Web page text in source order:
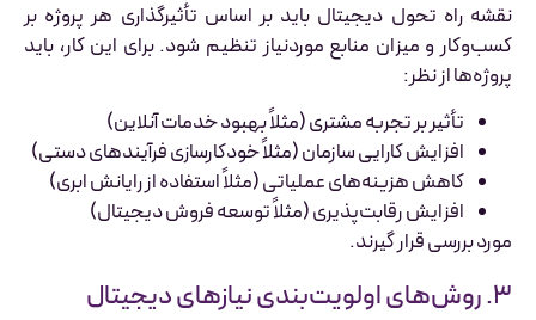
نقشه راه تحول دیجیتال باید بر اساس تأثیرگذاری هر پروژه بر
کسب‌وکار و میزان منابع موردنیاز تنظیم شود. برای این کار، باید
پروژه‌ها از نظر:
تأثیر بر تجربه مشتری (مثلاً بهبود خدمات آنلاین)
افزایش کارایی سازمان (مثلاً خودکارسازی فرآیندهای دستی)
کاهش هزینه‌های عملیاتی (مثلاً استفاده از رایانش ابری)
افزایش رقابت‌پذیری (مثلاً توسعه فروش دیجیتال)
مورد بررسی قرار گیرند.
۳. روش‌های اولویت‌بندی نیازهای دیجیتال